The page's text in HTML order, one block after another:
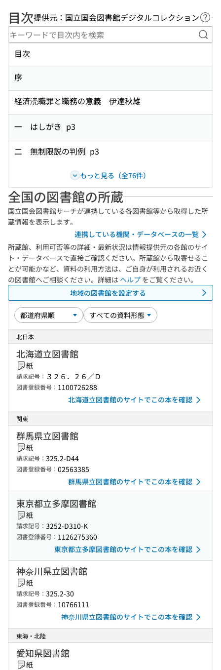
目次提供元：国立国会図書館デジタルコレクション ヘ
キ
目次
序
経済涜職罪と職務の意義 伊達秋雄
一 はしがき p3
二 無制限説の判例 p3
もっと見る（全76件）
全国の図書館の所蔵
国立国会図書館サーチが連携している各図書館等から取得した所
蔵情報を表示します。
連携している機関・データベースの一覧
所蔵館、利用可否等の詳細・最新状況は情報提供元の各館のサイ
ト・データベースで直接ご確認ください。所蔵館から取寄せるこ
とが可能かなど、資料の利用方法は、ご自身が利用されるお近く
の図書館へご相談ください。詳細は ヘルプ をご覧ください。
地域の図書館を設定する
北日本
北海道立図書館
紙
請求記号： ３２６．２６／Ｄ
図書登録番号： 1100726288
北海道立図書館のサイトでこの本を確認
関東
群馬県立図書館
紙
請求記号： 325.2-D44
図書登録番号： 02563385
群馬県立図書館のサイトでこの本を確認
東京都立多摩図書館
紙
請求記号： 3252-D310-K
図書登録番号： 1126275360
東京都立多摩図書館のサイトでこの本を確認
神奈川県立図書館
紙
請求記号： 325.2-30
図書登録番号： 10766111
神奈川県立図書館のサイトでこの本を確認
東海・北陸
愛知県図書館
紙